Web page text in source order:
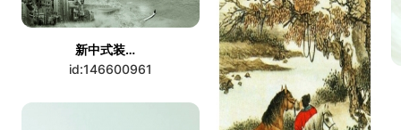
新中式装饰画
id:146600961